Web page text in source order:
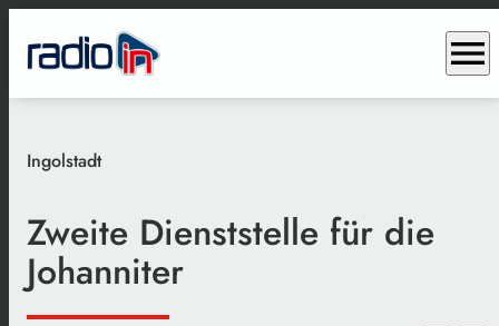
menu
Ingolstadt
Zweite Dienststelle für die
Johanniter